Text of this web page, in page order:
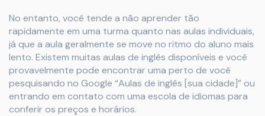
No entanto, você tende a não aprender tão
rapidamente em uma turma quanto nas aulas individuais,
já que a aula geralmente se move no ritmo do aluno mais
lento. Existem muitas aulas de inglês disponíveis e você
provavelmente pode encontrar uma perto de você
pesquisando no Google “Aulas de inglês [sua cidade]” ou
entrando em contato com uma escola de idiomas para
conferir os preços e horários.